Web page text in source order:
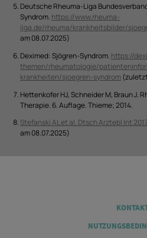
Deutsche Rheuma-Liga
Syndrom. https://www.rheuma-
liga.de/rheuma/krankheitsbilder/
am 08.07.2025)
Deximed: Sjögren-Syndrom. https://
themen/rheumatologie/
krankheiten/sjoegren-syndrom
Hettenkofer HJ, Schneider M, Braun J.
Therapie. 6. Auflage. Thieme; 2014.
Stefanski AL et al. Dtsch Arztebl Int
am 08.07.2025)